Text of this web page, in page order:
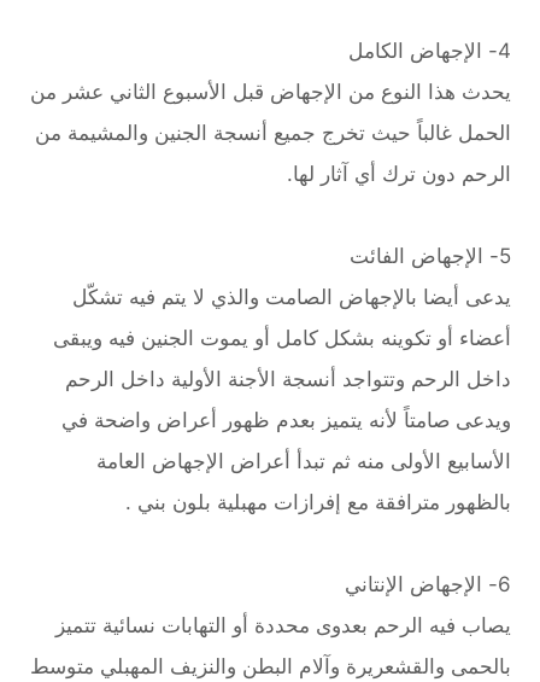
4- الإجهاض الكامل
يحدث هذا النوع من الإجهاض قبل الأسبوع الثاني عشر من
الحمل غالباً حيث تخرج جميع أنسجة الجنين والمشيمة من
الرحم دون ترك أي آثار لها.
5- الإجهاض الفائت
يدعى أيضا بالإجهاض الصامت والذي لا يتم فيه تشكّل
أعضاء أو تكوينه بشكل كامل أو يموت الجنين فيه ويبقى
داخل الرحم وتتواجد أنسجة الأجنة الأولية داخل الرحم
ويدعى صامتاً لأنه يتميز بعدم ظهور أعراض واضحة في
الأسابيع الأولى منه ثم تبدأ أعراض الإجهاض العامة
بالظهور مترافقة مع إفرازات مهبلية بلون بني .
6- الإجهاض الإنتاني
يصاب فيه الرحم بعدوى محددة أو التهابات نسائية تتميز
بالحمى والقشعريرة وآلام البطن والنزيف المهبلي متوسط